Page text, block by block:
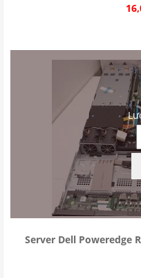
Server Dell Poweredge